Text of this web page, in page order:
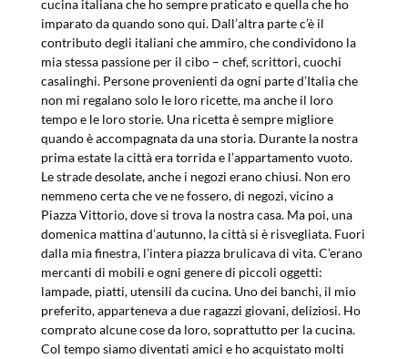
cucina italiana che ho sempre praticato e quella che ho
imparato da quando sono qui. Dall’altra parte c’è il
contributo degli italiani che ammiro, che condividono la
mia stessa passione per il cibo – chef, scrittori, cuochi
casalinghi. Persone provenienti da ogni parte d’Italia che
non mi regalano solo le loro ricette, ma anche il loro
tempo e le loro storie. Una ricetta è sempre migliore
quando è accompagnata da una storia. Durante la nostra
prima estate la città era torrida e l’appartamento vuoto.
Le strade desolate, anche i negozi erano chiusi. Non ero
nemmeno certa che ve ne fossero, di negozi, vicino a
Piazza Vittorio, dove si trova la nostra casa. Ma poi, una
domenica mattina d’autunno, la città si è risvegliata. Fuori
dalla mia finestra, l’intera piazza brulicava di vita. C’erano
mercanti di mobili e ogni genere di piccoli oggetti:
lampade, piatti, utensili da cucina. Uno dei banchi, il mio
preferito, apparteneva a due ragazzi giovani, deliziosi. Ho
comprato alcune cose da loro, soprattutto per la cucina.
Col tempo siamo diventati amici e ho acquistato molti